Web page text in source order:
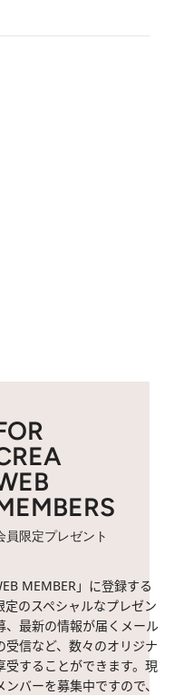
員限定プレゼント
MEMBER」に登録する
定のスペシャルなプレゼン
、最新の情報が届くメール
受信など、数々のオリジナ
受することができます。現
バーを募集中ですので、